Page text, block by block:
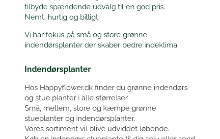
tilbyde spændende udvalg til en god pris.
Nemt, hurtig og billigt.
Vi har fokus på små og store grønne
indendørsplanter der skaber bedre indeklima.
Indendørsplanter
Hos Happyflower.dk finder du grønne indendørs
og stue planter i alle størrelser.
Små, mellem, store og kæmpe grønne
stueplanter og indendørsplanter.
Vores sortiment vil blive udviddet løbende.